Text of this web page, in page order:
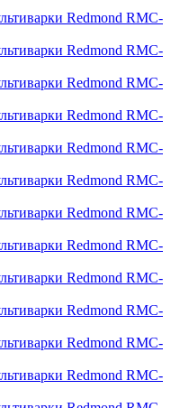
Redmond RMC-
Redmond RMC-
Redmond RMC-
Redmond RMC-
Redmond RMC-
Redmond RMC-
Redmond RMC-
Redmond RMC-
Redmond RMC-
Redmond RMC-
Redmond RMC-
Redmond RMC-